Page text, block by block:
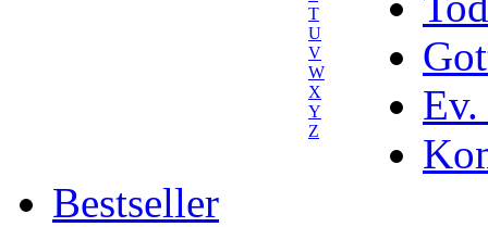
T
U
V
W
X
Y
Z
Ev.
Bestseller